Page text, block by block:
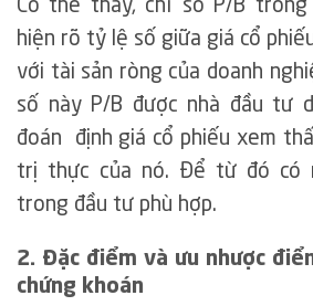
Có thể thấy, chỉ số P/B trong
hiện rõ tỷ lệ số giữa giá cổ
với tài sản ròng của doanh
số này P/B được nhà đầu tư
đoán định giá cổ phiếu xem
trị thực của nó. Để từ đó có
trong đầu tư phù hợp.
2. Đặc điểm và ưu nhược
chứng khoán